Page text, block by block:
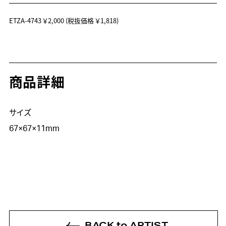
ETZA-4743￥2,000(税抜価格 ￥1,818)
商品詳細
サイズ
67×67×11mm